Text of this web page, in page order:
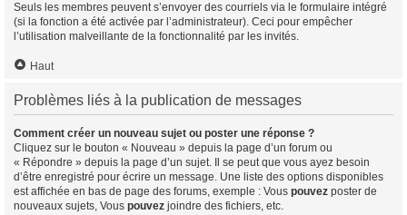
Seuls les membres peuvent s’envoyer des courriels via le formulaire intégré
(si la fonction a été activée par l’administrateur). Ceci pour empêcher
l’utilisation malveillante de la fonctionnalité par les invités.
Haut
Problèmes liés à la publication de messages
Comment créer un nouveau sujet ou poster une réponse ?
Cliquez sur le bouton « Nouveau » depuis la page d’un forum ou
« Répondre » depuis la page d’un sujet. Il se peut que vous ayez besoin
d’être enregistré pour écrire un message. Une liste des options disponibles
est affichée en bas de page des forums, exemple : Vous pouvez poster de
nouveaux sujets, Vous pouvez joindre des fichiers, etc.